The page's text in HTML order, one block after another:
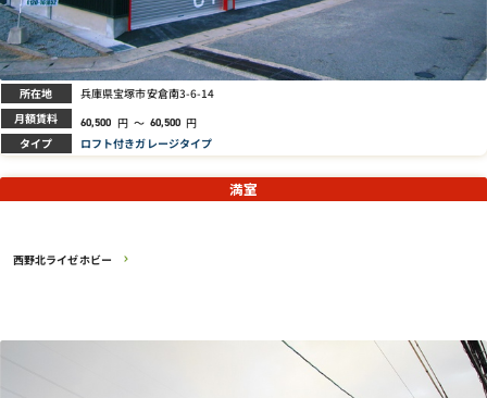
所在地 兵庫県宝塚市安倉南3-6-14
月額賃料 60,500 円 ～ 60,500 円
タイプ ロフト付きガレージタイプ
西野北ライゼホビー
満室